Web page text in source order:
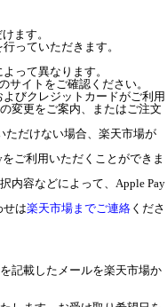
ます。
っていただきます。
って異なります。
サイトをご確認ください。
びクレジットカードがご利用
変更をご案内、またはご注文
ただけない場合、楽天市場が
ご利用いただくことができま
内容などによって、Apple Pay
せは楽天市場までご連絡 くださ
記載したメールを楽天市場か